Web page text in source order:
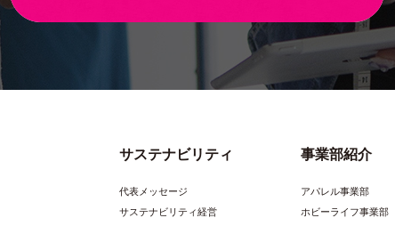
サステナビリティ
代表メッセージ
サステナビリティ経営
事業部紹介
アパレル事業部
ホビーライフ事業部